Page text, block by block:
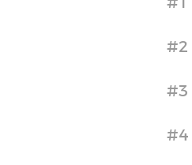
#2
#3
#4